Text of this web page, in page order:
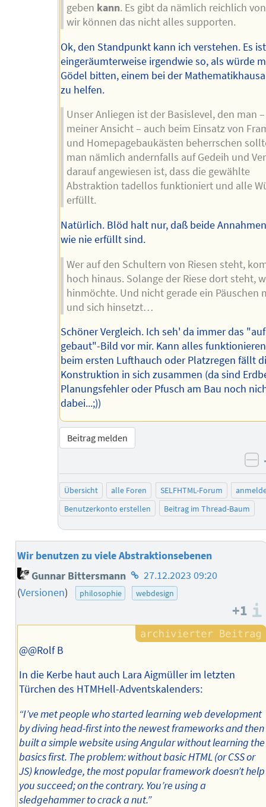
geben kann. Es gibt da nämlich reichlich
wir können das nicht alles supporten.
Ok, den Standpunkt kann ich verstehen. Es ist
eingeräumterweise irgendwie so, als würde
Gödel bitten, einem bei der
zu helfen.
Unser Anliegen ist der Basislevel, den man
meiner Ansicht – auch beim Einsatz von
und Homepagebaukästen beherrschen
man nämlich andernfalls auf Gedeih und
darauf angewiesen ist, dass die gewählte
Abstraktion tadellos funktioniert und alle
erfüllt.
Natürlich. Blöd halt nur, daß beide
wie nie erfüllt sind.
Wer auf den Schultern von Riesen steht,
hoch hinaus. Solange der Riese dort steht,
hinmöchte. Und nicht gerade ein Päuschen
und sich hinsetzt…
Schöner Vergleich. Ich seh' da immer das
gebaut"-Bild vor mir. Kann alles
beim ersten Lufthauch oder Platzregen fällt
Konstruktion in sich zusammen (da sind
Planungsfehler oder Pfusch am Bau noch
dabei...;))
Beitrag melden
Übersicht alle Foren SELFHTML-Forum
Benutzerkonto erstellen
Beitrag im Thread-Baum
Wir benutzen zu viele Abstraktionsebenen
Gunnar Bittersmann Homepage
des
27.12.2023 09:20
(Versionen) philosophie webdesign
+1
@@Rolf B
In die Kerbe haut auch Lara Aigmüller im letzten
Türchen des HTMHell-Adventskalenders:
“I’ve met people who started learning web development
by diving head-first into the newest frameworks and then
built a simple website using Angular without learning the
basics first. The problem: without basic HTML (or CSS or
JS) knowledge, the most popular framework doesn’t help
you succeed; on the contrary. You’re using a
sledgehammer to crack a nut.”